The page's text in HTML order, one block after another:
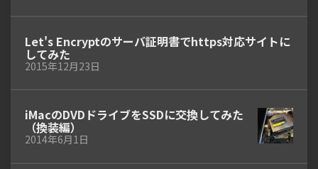
Let's Encryptのサーバ証明書でhttps対応サイトに
してみた
2015年12月23日
iMacのDVDドライブをSSDに交換してみた
（換装編）
2014年6月1日